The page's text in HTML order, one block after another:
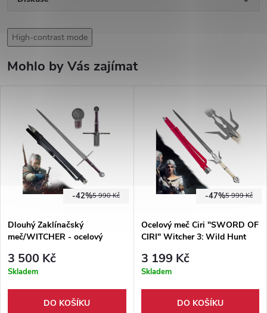
High-contrast mode
Mohlo by Vás zajímat
5 990 Kč
-42%
Dlouhý Zaklínačský
meč/WITCHER - ocelový
pevnou pochvou a popruhem! -
II.jakost
3 500 Kč
Skladem
DO KOŠÍKU
5 999 Kč
-47%
Ocelový meč Ciri "SWORD OF
CIRI" Witcher 3: Wild Hunt
3 199 Kč
Skladem
DO KOŠÍKU